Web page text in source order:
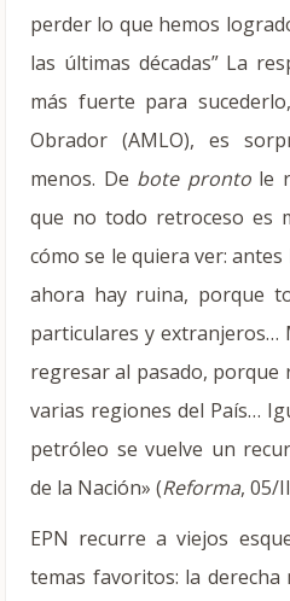
perder lo que hemos
las últimas décadas” La
más fuerte para
Obrador (AMLO), es
menos. De bote prontole
que no todo retroceso es
cómo se le quiera ver:
ahora hay ruina, porque
particulares y extranjeros…
regresar al pasado,
varias regiones del País…
petróleo se vuelve un
de la Nación» (Reforma, 05/
EPN recurre a viejos
temas favoritos: la